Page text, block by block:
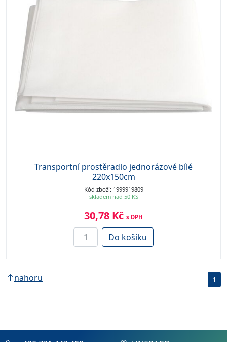
Transportní prostěradlo jednorázové bílé
220x150cm
Kód zboží: 1999919809
skladem nad 50 KS
30,78 Kč s DPH
Do košíku
nahoru 1